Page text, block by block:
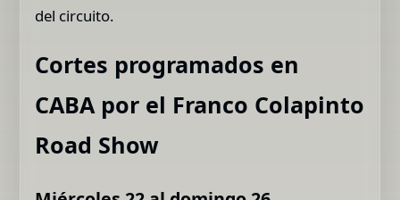
del circuito.
Cortes programados en
CABA por el Franco Colapinto
Road Show